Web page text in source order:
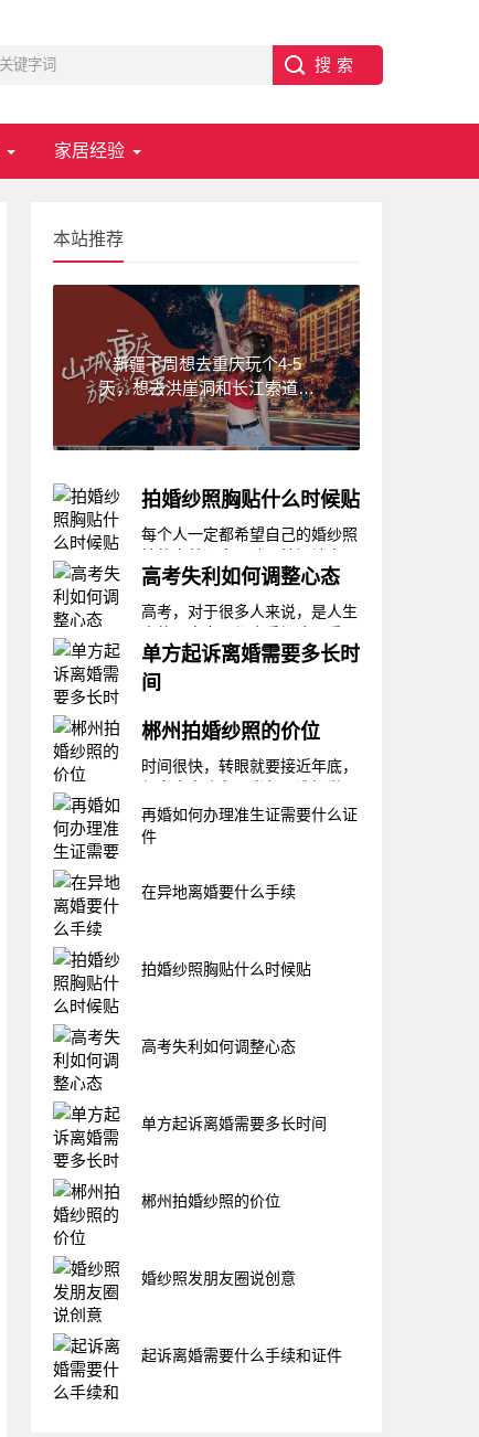
家居经验
本站推荐
新疆下周想去重庆玩个4-5
天，想去洪崖洞和长江索道，
武隆天坑,求一份重庆旅游攻
略！费用不要太高?
拍婚纱照胸贴什么时候贴
每个人一定都希望自己的婚纱照
礼服和影楼的选择很重要，可以
决定拍摄效果之外，细节也不可
忽略。比如女性的内衣问题，一
般情况下都会建议穿胸贴拍摄，
效果最好。那么拍婚纱照胸贴什
么时候贴呢?什么时候贴胸贴胸
高考失利如何调整心态
高考，对于很多人来说，是人生
的考试，验收孩子们三年的学习
成果的时刻。当高考结果出来的
于失利的状态。对于高考失利的
孩子，调整心态最重要。那么，
高考失利如何调整心态？高考失
单方起诉离婚需要多长时
间
经济社会的发展，必然也会改变
人们的思想，思想的改变就体现
在婚姻的变化上。近年来离婚的
现象也越来越多，夫妻双方感情
不再如往，会选择协议离婚，由
于种种原因，当双方协议离婚办
理不成，单方面可以选择起诉离
离婚需要多长时间
郴州拍婚纱照的价位
时间很快，转眼就要接近年底，
婚礼，在举办婚礼前，一组美丽
的婚纱照，当然是必不可少的。
的，取决于照片的效果，服务，
再婚如何办理准生证需要什么证
件
在异地离婚要什么手续
拍婚纱照胸贴什么时候贴
高考失利如何调整心态
单方起诉离婚需要多长时间
郴州拍婚纱照的价位
婚纱照发朋友圈说创意
起诉离婚需要什么手续和证件